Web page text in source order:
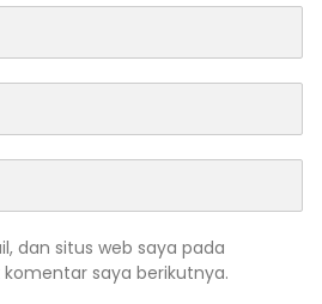
dan situs web saya pada
saya berikutnya.